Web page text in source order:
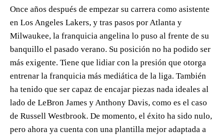
Once años después de empezar su carrera como asistente
en Los Angeles Lakers, y tras pasos por Atlanta y
Milwaukee, la franquicia angelina lo puso al frente de su
banquillo el pasado verano. Su posición no ha podido ser
más exigente. Tiene que lidiar con la presión que otorga
entrenar la franquicia más mediática de la liga. También
ha tenido que ser capaz de encajar piezas nada ideales al
lado de LeBron James y Anthony Davis, como es el caso
de Russell Westbrook. De momento, el éxito ha sido nulo,
pero ahora ya cuenta con una plantilla mejor adaptada a